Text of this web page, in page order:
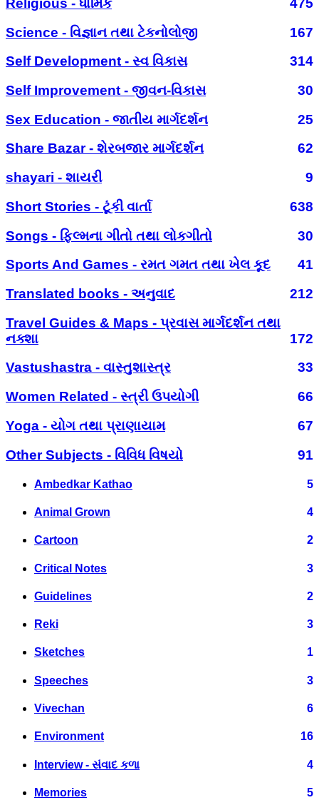
Religious - ધાર્મિક
475
Science - વિજ્ઞાન તથા ટેકનોલોજી
167
Self Development - સ્વ વિકાસ
314
Self Improvement - જીવન-વિકાસ
30
Sex Education - જાતીય માર્ગદર્શન
25
Share Bazar - શેરબજાર માર્ગદર્શન
62
shayari - શાયરી
9
Short Stories - ટૂંકી વાર્તા
638
Songs - ફિલ્મના ગીતો તથા લોકગીતો
30
Sports And Games - રમત ગમત તથા ખેલ કૂદ
41
Translated books - અનુવાદ
212
Travel Guides & Maps - પ્રવાસ માર્ગદર્શન તથા
નક્શા
172
Vastushastra - વાસ્તુશાસ્ત્ર
33
Women Related - સ્ત્રી ઉપયોગી
66
Yoga - યોગ તથા પ્રાણાયામ
67
Other Subjects - વિવિધ વિષયો
91
Ambedkar Kathao 5
Animal Grown 4
Cartoon 2
Critical Notes 3
Guidelines 2
Reki 3
Sketches 1
Speeches 3
Vivechan 6
Environment 16
Interview - સંવાદ કળા 4
Memories 5